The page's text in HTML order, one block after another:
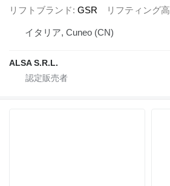
リフトブランド GSR リフティング
イタリア, Cuneo (CN)
ALSA S.R.L.